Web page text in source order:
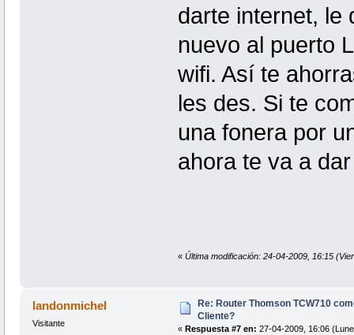
darte internet, le
nuevo al puerto
wifi. Así te
les des. Si te
una fonera por
ahora te va a
« Última modificación: 24-04-2009, 16:15
landonmichel
Visitante
Re: Router Thomson TCW710
Cliente?
« Respuesta #7 en: 27-04-2009, 16:06